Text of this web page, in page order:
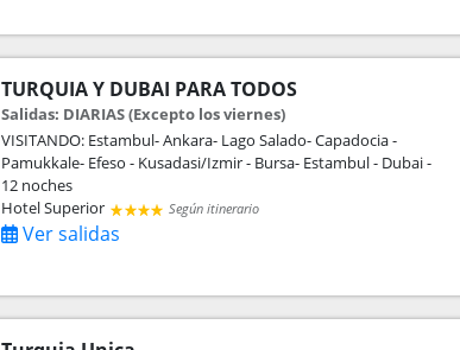
TURQUIA Y DUBAI PARA TODOS
Salidas: DIARIAS (Excepto los viernes)
VISITANDO: Estambul- Ankara- Lago Salado- Capadocia -
Pamukkale- Efeso - Kusadasi/Izmir - Bursa- Estambul - Dubai -
12 noches
Hotel Superior
Según itinerario
Ver salidas